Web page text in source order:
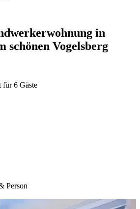
in
schönen Vogelsberg
für 6 Gäste
Person